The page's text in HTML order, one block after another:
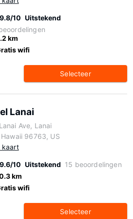
9.8/10 Uitstekend
km
wifi
Selecteer
Lanai
Ave, Lanai
96763, US
kaart
9.6/10 Uitstekend 15 beoordelingen
km
wifi
Selecteer